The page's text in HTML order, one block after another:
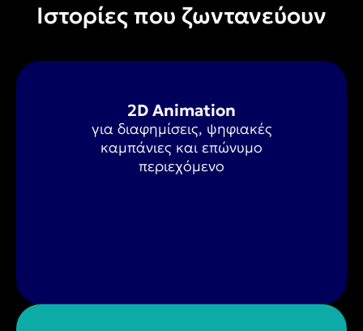
Ιστορίες που ζωντανεύουν
2D Animation
για διαφημίσεις, ψηφιακές
καμπάνιες και επώνυμο
περιεχόμενο